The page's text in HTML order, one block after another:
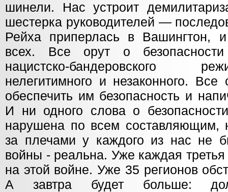
шинели. Нас устроит
шестерка руководителей —
Рейха приперлась в Вашингтон,
всех. Все орут о
нацистско-бандеровского
нелегитимного и незаконного.
обеспечить им безопасность и
И ни одного слова о
нарушена по всем составляющим,
за плечами у каждого из нас не
войны - реальна. Уже каждая
на этой войне. Уже 35 регионов
А завтра будет больше: